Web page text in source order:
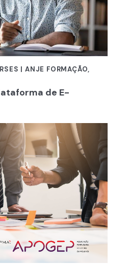
| ANJE FORMAÇÃO,
de E-